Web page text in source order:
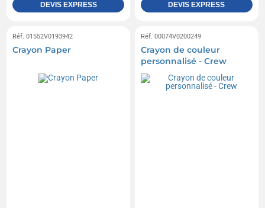
DEVIS EXPRESS DEVIS EXPRESS
Réf. 01552V0193942
Crayon Paper
Réf. 00074V0200249
Crayon de couleur
personnalisé - Crew